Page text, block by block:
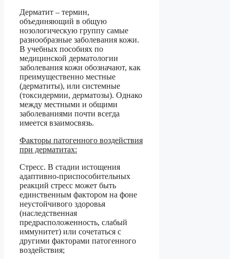
Дерматит – термин,
объединяющий в общую
нозологическую группу самые
разнообразные заболевания кожи.
В учебных пособиях по
медицинской дерматологии
заболевания кожи обозначают, как
преимущественно местные
(дерматиты), или системные
(токсидермии, дерматозы). Однако
между местными и общими
заболеваниями почти всегда
имеется взаимосвязь.
Факторы патогенного воздействия
при дерматитах:
Стресс. В стадии истощения
адаптивно-приспособительных
реакций стресс может быть
единственным фактором на фоне
неустойчивого здоровья
(наследственная
предрасположенность, слабый
иммунитет) или сочетаться с
другими факторами патогенного
воздействия;